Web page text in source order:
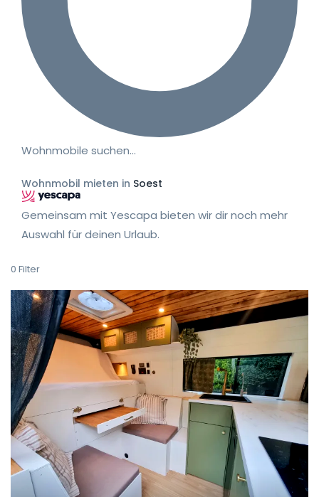
Wohnmobile suchen…
Wohnmobil mieten in Soest
Gemeinsam mit Yescapa bieten wir dir noch mehr
Auswahl für deinen Urlaub.
0 Filter